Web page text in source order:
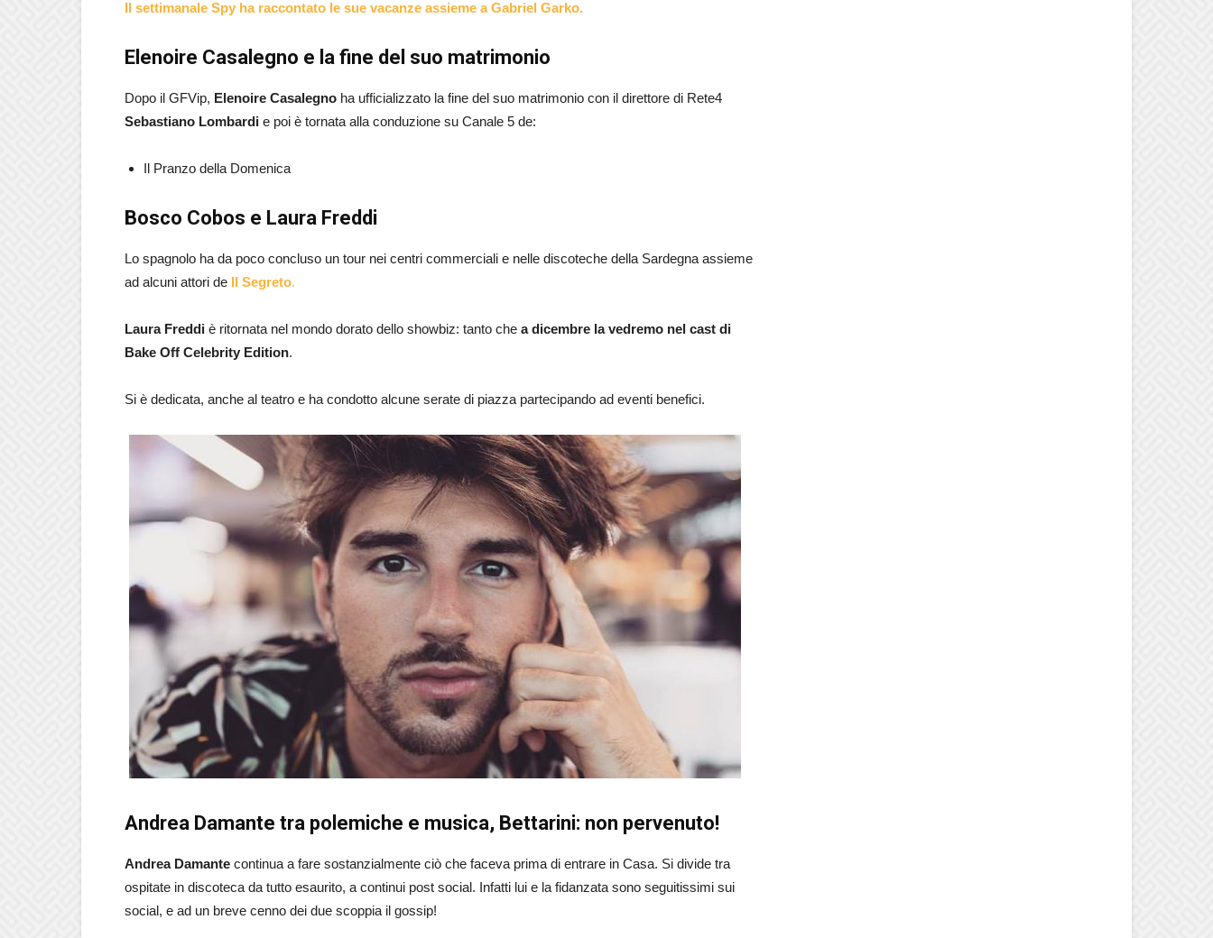
Il settimanale Spy ha raccontato le sue vacanze assieme a Gabriel Garko.
Elenoire Casalegno e la fine del suo matrimonio
Dopo il GFVip, Elenoire Casalegno ha ufficializzato la fine del suo matrimonio con il direttore di Rete4
Sebastiano Lombardi e poi è tornata alla conduzione su Canale 5 de:
Il Pranzo della Domenica
Bosco Cobos e Laura Freddi
Lo spagnolo ha da poco concluso un tour nei centri commerciali e nelle discoteche della Sardegna assieme
ad alcuni attori de Il Segreto.
Laura Freddi è ritornata nel mondo dorato dello showbiz: tanto che a dicembre la vedremo nel cast di
Bake Off Celebrity Edition.
Si è dedicata, anche al teatro e ha condotto alcune serate di piazza partecipando ad eventi benefici.
Andrea Damante tra polemiche e musica, Bettarini: non pervenuto!
Andrea Damante continua a fare sostanzialmente ciò che faceva prima di entrare in Casa. Si divide tra
ospitate in discoteca da tutto esaurito, a continui post social. Infatti lui e la fidanzata sono seguitissimi sui
social, e ad un breve cenno dei due scoppia il gossip!